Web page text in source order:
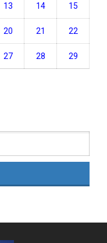
13 14 15
20 21 22
27 28 29